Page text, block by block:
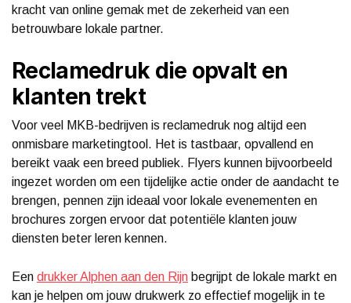
kracht van online gemak met de zekerheid van een
betrouwbare lokale partner.
Reclamedruk die opvalt en
klanten trekt
Voor veel MKB-bedrijven is reclamedruk nog altijd een
onmisbare marketingtool. Het is tastbaar, opvallend en
bereikt vaak een breed publiek. Flyers kunnen bijvoorbeeld
ingezet worden om een tijdelijke actie onder de aandacht te
brengen, pennen zijn ideaal voor lokale evenementen en
brochures zorgen ervoor dat potentiële klanten jouw
diensten beter leren kennen.
Een drukker Alphen aan den Rijn begrijpt de lokale markt en
kan je helpen om jouw drukwerk zo effectief mogelijk in te